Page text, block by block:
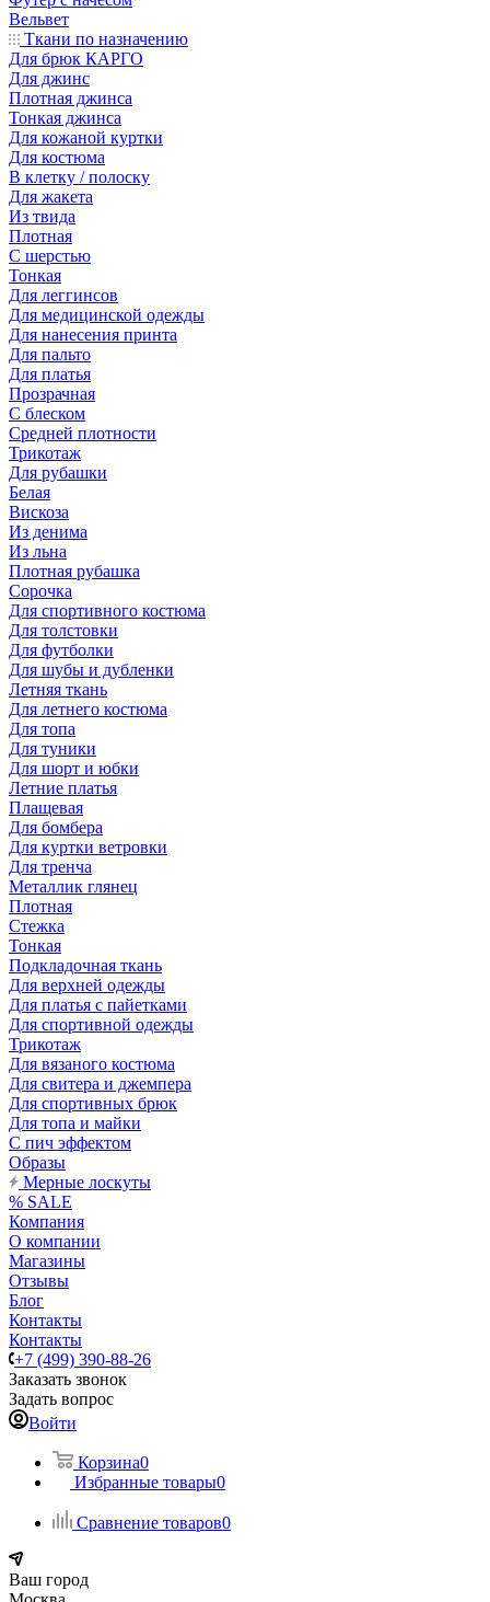
Вельвет
Ткани по назначению
Для брюк КАРГО
Для джинс
Плотная джинса
Тонкая джинса
Для кожаной куртки
Для костюма
В клетку / полоску
Для жакета
Из твида
Плотная
С шерстью
Тонкая
Для леггинсов
Для медицинской одежды
Для нанесения принта
Для пальто
Для платья
Прозрачная
С блеском
Средней плотности
Трикотаж
Для рубашки
Белая
Вискоза
Из денима
Из льна
Плотная рубашка
Сорочка
Для спортивного костюма
Для толстовки
Для футболки
Для шубы и дубленки
Летняя ткань
Для летнего костюма
Для топа
Для туники
Для шорт и юбки
Летние платья
Плащевая
Для бомбера
Для куртки ветровки
Для тренча
Металлик глянец
Плотная
Стежка
Тонкая
Подкладочная ткань
Для верхней одежды
Для платья с пайетками
Для спортивной одежды
Трикотаж
Для вязаного костюма
Для свитера и джемпера
Для спортивных брюк
Для топа и майки
С пич эффектом
Образы
Мерные лоскуты
% SALE
Компания
О компании
Магазины
Отзывы
Блог
Контакты
Контакты
+7 (499) 390-88-26
Заказать звонок
Задать вопрос
Войти
Корзина0
Избранные товары0
Сравнение товаров0
Ваш город